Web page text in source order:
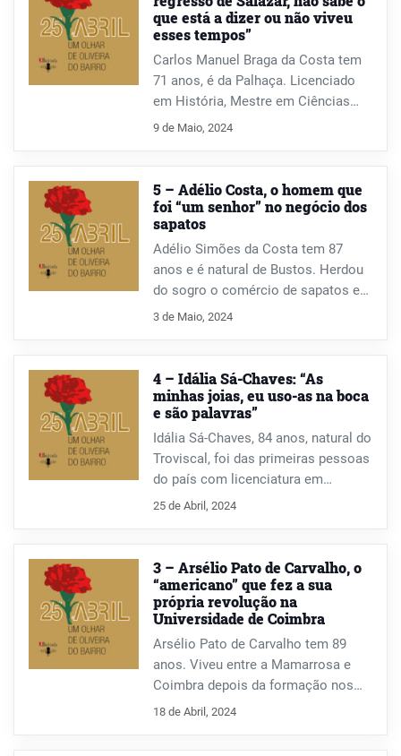
que está a dizer ou não viveu
esses tempos”
Carlos Manuel Braga da Costa tem
71 anos, é da Palhaça. Licenciado
em História, Mestre em Ciências
Sociais, natural da República do
Letras que transforma em palavras,
neste falar de Abril.
9 de Maio, 2024
5 – Adélio Costa, o homem que
foi “um senhor” no negócio dos
sapatos
Adélio Simões da Costa tem 87
anos e é natural de Bustos. Herdou
do sogro o comércio de sapatos e
ajuda-nos a dar corda aos sapatos,
3 de Maio, 2024
4 – Idália Sá-Chaves: “As
minhas joias, eu uso-as na boca
e são palavras”
Idália Sá-Chaves, 84 anos, natural do
Troviscal, foi das primeiras pessoas
do país com licenciatura em
Educação Física. Esteve no impulso
Nesta entrevista, conta como o
marido integrou, involuntariamente,
no dia 25 de Abril, a coluna militar
de Vila Franca de Xira até Lisboa; ou
como os cartazes do Norton de
Matos, que andou a colar com os
pais, lhe provocaram uma fobia que
só há pouco tempo começou a
25 de Abril, 2024
3 – Arsélio Pato de Carvalho, o
“americano” que fez a sua
própria revolução na
Universidade de Coimbra
Arsélio Pato de Carvalho tem 89
anos. Viveu entre a Mamarrosa e
Coimbra depois da formação nos
EUA, com a licenciatura em
18 de Abril, 2024